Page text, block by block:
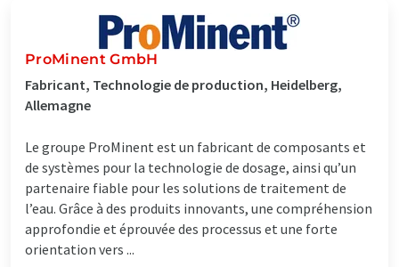
ProMinent GmbH
Fabricant, Technologie de production, Heidelberg,
Allemagne
Le groupe ProMinent est un fabricant de composants et
de systèmes pour la technologie de dosage, ainsi qu’un
partenaire fiable pour les solutions de traitement de
l’eau. Grâce à des produits innovants, une compréhension
approfondie et éprouvée des processus et une forte
orientation vers ...